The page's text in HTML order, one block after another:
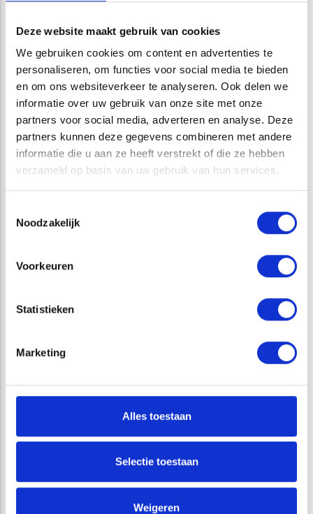
Deze website maakt gebruik van cookies
We gebruiken cookies om content en advertenties te
personaliseren, om functies voor social media te bieden
en om ons websiteverkeer te analyseren. Ook delen we
informatie over uw gebruik van onze site met onze
partners voor social media, adverteren en analyse. Deze
partners kunnen deze gegevens combineren met andere
informatie die u aan ze heeft verstrekt of die ze hebben
verzameld op basis van uw gebruik van hun services.
Noodzakelijk
Voorkeuren
Statistieken
Marketing
Alles toestaan
Selectie toestaan
Weigeren
elementen van de Veluwe als van het rivierengebied te
herkennen.
Opens in a new window
Opens in a new window
Opens in a new window
Opens in a new window
CATEGORIE
TERRESTRISCHE ECOLOGIE